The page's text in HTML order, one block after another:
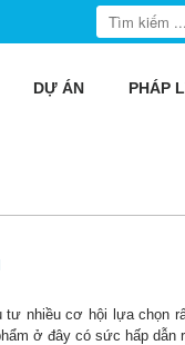
DỰ ÁN PHÁP
tư nhiều cơ hội lựa chọn
ở đây có sức hấp